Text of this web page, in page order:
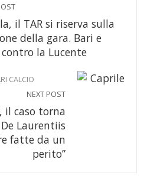
il TAR si riserva sulla
della gara. Bari e
la Lucente
CALCIO
NEXT POST
il caso torna
Laurentiis
fatte da un
perito”